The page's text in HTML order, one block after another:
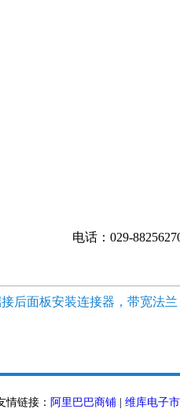
电话：029-
后面板安装连接器，带宽法兰
情链接： 阿里巴巴商铺 维库电子